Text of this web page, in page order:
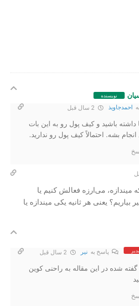
نویسنده
احمدجاویذ
داشته باشید و کیف پول رو به این بات
بشه. احتمالاً کیف پول رو ندارید.
میندازه، می‌ارزه فعالش کنیم یا
بیاریم؟ یعنی هر ثانیه یکی میندازه یا
پاسخ به نیر
شده در این مقاله به راحنی کوین